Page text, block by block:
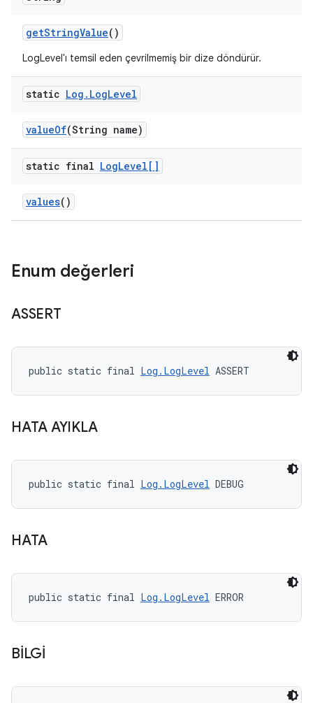
getStringValue()
LogLevel'ı temsil eden çevrilmemiş bir dize döndürür.
static Log . LogLevel
valueOf(String name)
static final LogLevel[]
values()
Enum değerleri
ASSERT
public static final Log.LogLevel ASSERT
HATA AYIKLA
public static final Log.LogLevel DEBUG
HATA
public static final Log.LogLevel ERROR
BİLGİ